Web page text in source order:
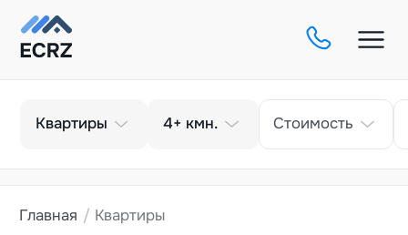
Тип
Квартиры Кол-во комнат
4+ кмн. Стоимость
Главная Квартиры